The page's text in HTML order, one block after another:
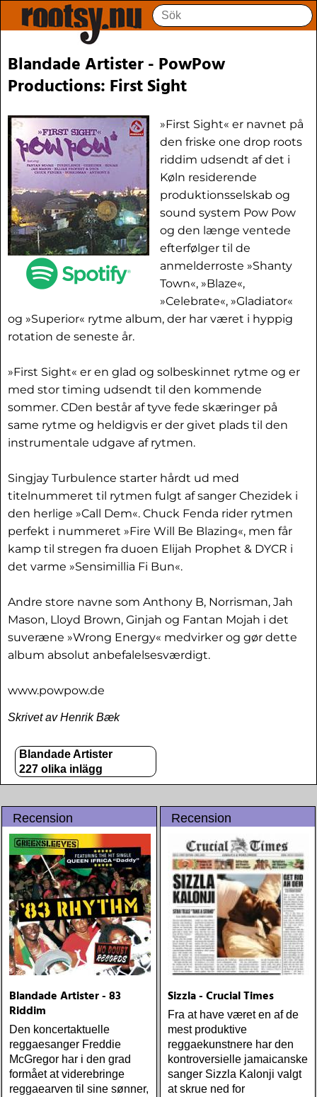
Blandade Artister - PowPow
Productions: First Sight
»First Sight« er navnet på
den friske one drop roots
riddim udsendt af det i
Køln residerende
produktionsselskab og
sound system Pow Pow
og den længe ventede
efterfølger til de
anmelderroste »Shanty
Town«, »Blaze«,
»Celebrate«, »Gladiator«
og »Superior« rytme album, der har været i hyppig
rotation de seneste år.
»First Sight« er en glad og solbeskinnet rytme og er
med stor timing udsendt til den kommende
sommer. CDen består af tyve fede skæringer på
same rytme og heldigvis er der givet plads til den
instrumentale udgave af rytmen.
Singjay Turbulence starter hårdt ud med
titelnummeret til rytmen fulgt af sanger Chezidek i
den herlige »Call Dem«. Chuck Fenda rider rytmen
perfekt i nummeret »Fire Will Be Blazing«, men får
kamp til stregen fra duoen Elijah Prophet & DYCR i
det varme »Sensimillia Fi Bun«.
Andre store navne som Anthony B, Norrisman, Jah
Mason, Lloyd Brown, Ginjah og Fantan Mojah i det
suveræne »Wrong Energy« medvirker og gør dette
album absolut anbefalelsesværdigt.
www.powpow.de
Skrivet av Henrik Bæk
Blandade Artister
227 olika inlägg
Recension
Blandade Artister - 83
Riddim
Den koncertaktuelle
reggaesanger Freddie
McGregor har i den grad
formået at viderebringe
reggaearven til sine sønner,
Recension
Sizzla - Crucial Times
Fra at have været en af de
mest produktive
reggaekunstnere har den
kontroversielle jamaicanske
sanger Sizzla Kalonji valgt
at skrue ned for